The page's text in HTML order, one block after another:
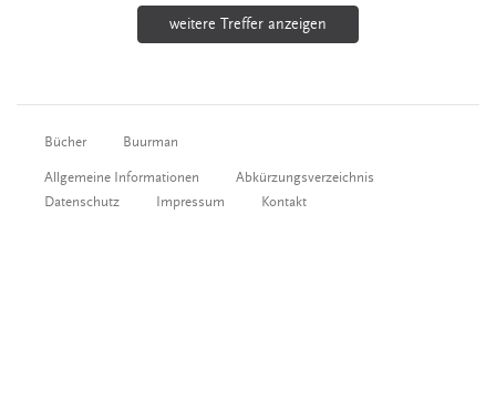
weitere Treffer anzeigen
Bücher Buurman
Allgemeine Informationen
Abkürzungsverzeichnis
Datenschutz
Impressum Kontakt